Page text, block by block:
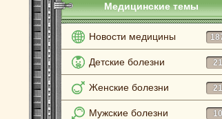
Медицинские темы
Новости медицины
Детские болезни
Женские болезни
Мужские болезни